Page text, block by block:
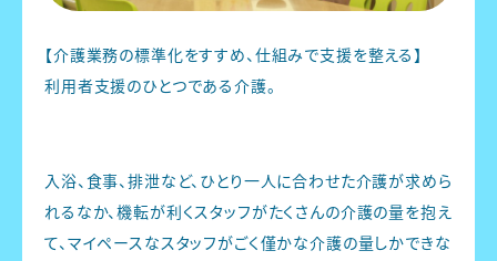
【介護業務の標準化をすすめ、仕組みで支援を整える】
利用者支援のひとつである介護。
入浴、食事、排泄など、ひとり一人に合わせた介護が求めら
れるなか、機転が利くスタッフがたくさんの介護の量を抱え
て、マイペースなスタッフがごく僅かな介護の量しかできな